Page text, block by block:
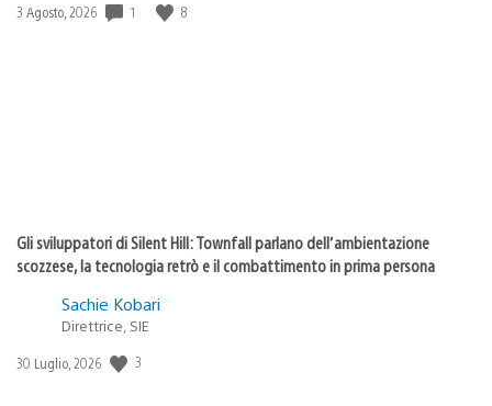
Data
3 Agosto, 2026 1 8
Gli sviluppatori di Silent Hill: Townfall parlano dell’ambientazione
scozzese, la tecnologia retrò e il combattimento in prima persona
Sachie Kobari
Direttrice, SIE
Data
30 Luglio, 2026 3